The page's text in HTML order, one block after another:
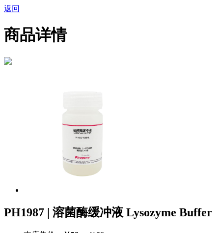
返回
商品详情
PH1987 | 溶菌酶缓冲液 Lysozyme Buffer